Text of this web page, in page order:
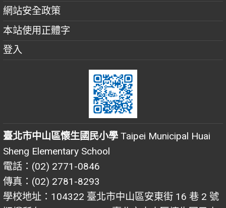
網站安全政策
本站使用正體字
登入
臺北市中山區懷生國民小學 Taipei Municipal Huai
Sheng Elementary School
電話：(02) 2771-0846
傳真：(02) 2781-8293
學校地址：104322 臺北市中山區安東街 16 巷 2 號